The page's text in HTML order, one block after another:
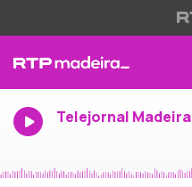
Telejornal Madeira